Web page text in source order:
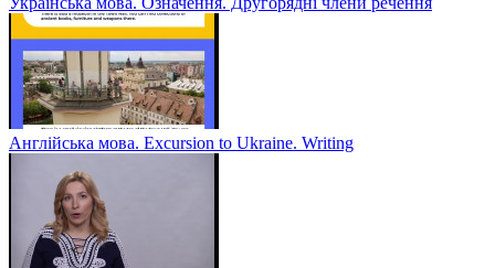
Англійська мова. Excursion to Ukraine. Writing